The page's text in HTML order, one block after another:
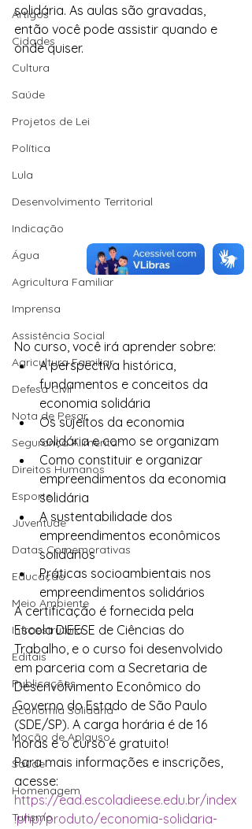
Artigos
Cidades
Cultura
Saúde
Projetos de Lei
Política
Lula
Desenvolvimento Territorial
Indicação
Água
Agricultura Familiar
Imprensa
Assistência Social
Agricultura Familiar
Defesa Civil
Nota de Pesar
Segurança Alimentar
Direitos Humanos
Esporte
Juventude
Datas Comemorativas
Educação
Meio Ambiente
Infraestrutura
Editais
Publicações
Economia Solidária
Moção de Aplauso
Saúde
Homenagem
Turismo
solidária. As aulas são gravadas,
então você pode assistir quando e
onde quiser.
No curso, você irá aprender sobre:
A perspectiva histórica,
fundamentos e conceitos da
economia solidária
Os sujeitos da economia
solidária e como se organizam
Como constituir e organizar
empreendimentos da economia
solidária
A sustentabilidade dos
empreendimentos econômicos
solidários
Práticas socioambientais nos
empreendimentos solidários
A certificação é fornecida pela
Escola DIEESE de Ciências do
Trabalho, e o curso foi desenvolvido
em parceria com a Secretaria de
Desenvolvimento Econômico do
Governo do Estado de São Paulo
(SDE/SP). A carga horária é de 16
horas e o curso é gratuito!
Para mais informações e inscrições,
acesse:
https://ead.escoladieese.edu.br/index
.php/produto/economia-solidaria-